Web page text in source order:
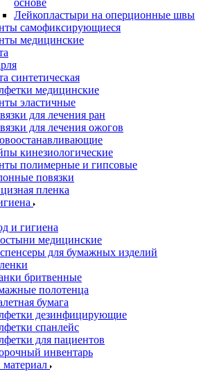
основе
Лейкопластыри на оперционные швы
самофиксирующиеся
медицинские
синтетическая
медицинские
эластичные
для лечения ран
для лечения ожогов
кинезиологические
полимерные и гипсовые
повязки
пленка
и гигиена
медицинские
для бумажных изделий
бритвенные
полотенца
бумага
дезинфицирующие
спанлейс
для пациентов
инвентарь